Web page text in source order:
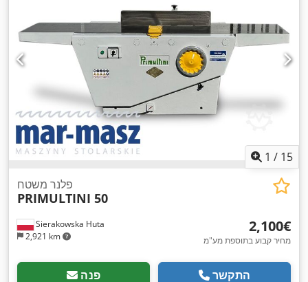
1 / 15
Sierakowska Huta
2,921 km
פלנר משטח
PRIMULTINI 50
‏2,100 ‏€
מחיר קבוע בתוספת מע"מ
פנה התקשר